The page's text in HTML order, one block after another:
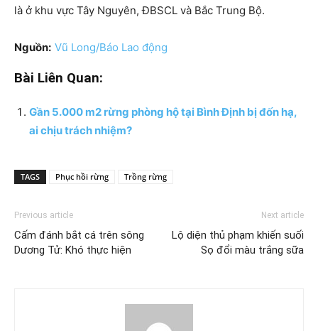
là ở khu vực Tây Nguyên, ĐBSCL và Bắc Trung Bộ.
Nguồn: Vũ Long/Báo Lao động
Bài Liên Quan:
Gần 5.000 m2 rừng phòng hộ tại Bình Định bị đốn hạ,
ai chịu trách nhiệm?
TAGS Phục hồi rừng Trồng rừng
Previous article
Cấm đánh bắt cá trên sông
Dương Tử: Khó thực hiện
Next article
Lộ diện thủ phạm khiến suối
Sọ đổi màu trắng sữa